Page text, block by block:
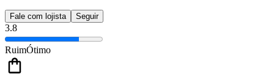
Fale com lojista Seguir
3.8
RuimÓtimo